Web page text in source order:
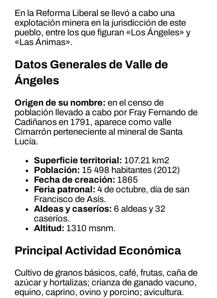
En la Reforma Liberal se llevó a cabo una
explotación minera en la jurisdicción de este
pueblo, entre los que figuran «Los Ángeles» y
«Las Ánimas».
Datos Generales de Valle de
Ángeles
Origen de su nombre: en el censo de
población llevado a cabo por Fray Fernando de
Cadiñanos en 1791, aparece como valle
Cimarrón perteneciente al mineral de Santa
Lucía.
Superficie territorial: 107.21 km2
Población: 15 498 habitantes (2012)
Fecha de creación: 1865
Feria patronal: 4 de octubre, día de san
Francisco de Asís.
Aldeas y caseríos: 6 aldeas y 32
caseríos.
Altitud: 1310 msnm.
Principal Actividad Económica
Cultivo de granos básicos, café, frutas, caña de
azúcar y hortalizas; crianza de ganado vacuno,
equino, caprino, ovino y porcino; avicultura.